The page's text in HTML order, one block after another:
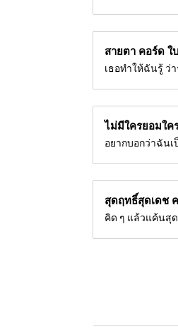
สายตา คอร์ด ใ
เธอทำให้ฉันรู้ ว่
ไม่มีใครยอมใค
อยากบอกว่าฉัน
สุดฤทธิ์สุดเดช
คิด ๆ แล้วแค้นสุด